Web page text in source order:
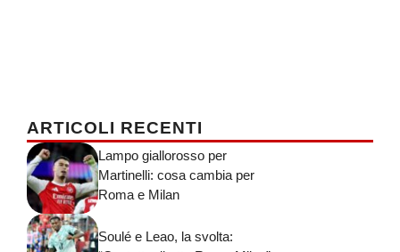
ARTICOLI RECENTI
Lampo giallorosso per
Martinelli: cosa cambia per
Roma e Milan
Soulé e Leao, la svolta: